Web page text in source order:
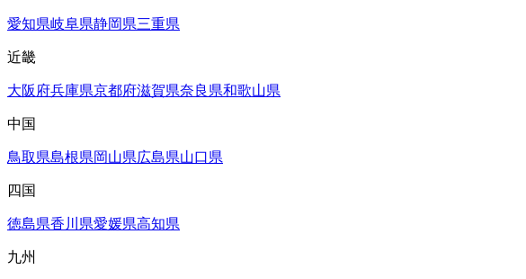
愛知県岐阜県静岡県三重県
近畿
大阪府兵庫県京都府滋賀県奈良県和歌山県
中国
鳥取県島根県岡山県広島県山口県
四国
徳島県香川県愛媛県高知県
九州